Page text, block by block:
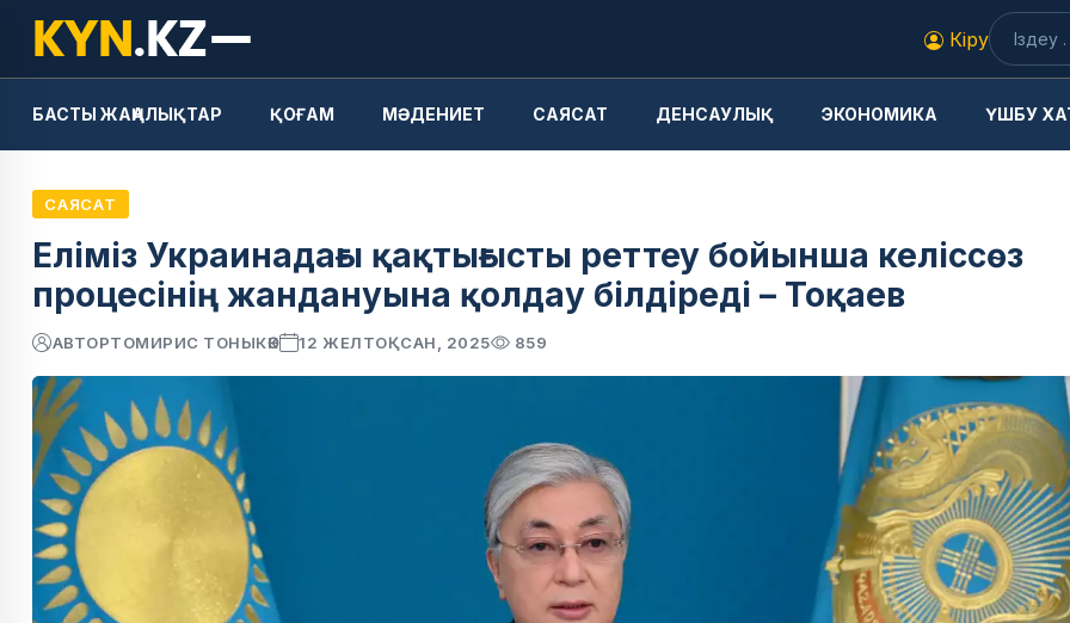
Кіру
БАСТЫ ЖАҢАЛЫҚТАР ҚОҒАМ МӘДЕНИЕТ САЯСАТ ДЕНСАУЛЫҚ ЭКОНОМИКА ҮШБУ
САЯСАТ
Еліміз Украинадағы қақтығысты реттеу бойынша келіссөз
процесінің жандануына қолдау білдіреді – Тоқаев
АВТОРТОМИРИС ТОНЫКӨК 12 ЖЕЛТОҚСАН, 2025 859